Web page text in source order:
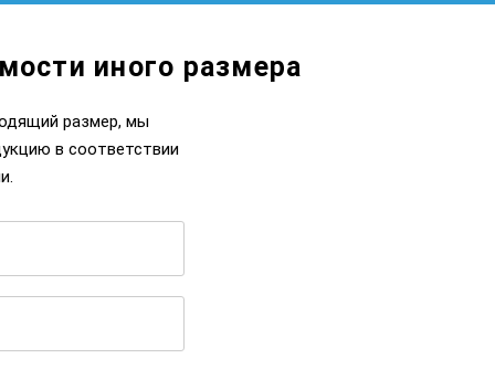
иного размера
размер, мы
в соответствии